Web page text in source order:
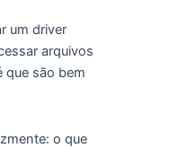
um driver
arquivos
que são bem
o que